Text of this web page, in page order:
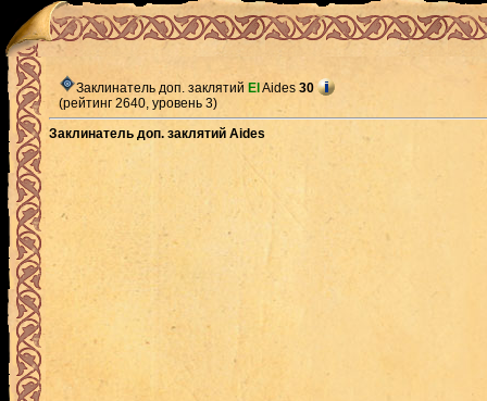
Заклинатель доп. заклятий El Aides 30
(рейтинг 2640, уровень 3)
Заклинатель доп. заклятий Aides